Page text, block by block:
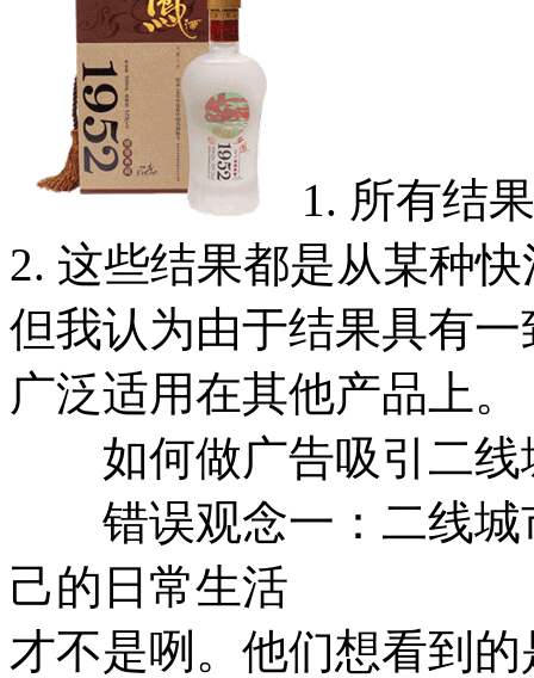
1. 所有结
2. 这些结果都是从某种
但我认为由于结果具有
广泛适用在其他产品上。
如何做广告吸引二线
错误观念一：二线城
己的日常生活
才不是咧。他们想看到